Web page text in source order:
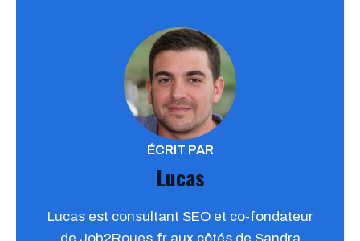
ÉCRIT PAR
Lucas
Lucas est consultant SEO et co-fondateur
de Job2Roues.fr aux côtés de Sandra